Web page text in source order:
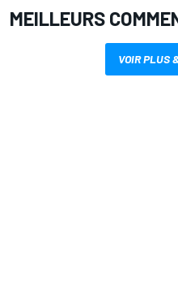
MEILLEURS
VOIR PLUS